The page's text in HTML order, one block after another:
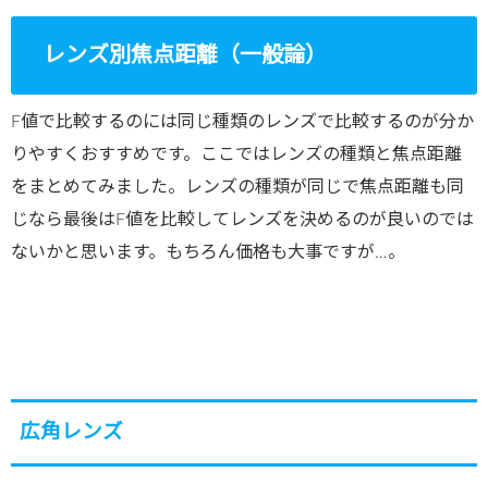
レンズ別焦点距離（一般論）
F値で比較するのには同じ種類のレンズで比較するのが分か
りやすくおすすめです。ここではレンズの種類と焦点距離
をまとめてみました。レンズの種類が同じで焦点距離も同
じなら最後はF値を比較してレンズを決めるのが良いのでは
ないかと思います。もちろん価格も大事ですが…。
広角レンズ